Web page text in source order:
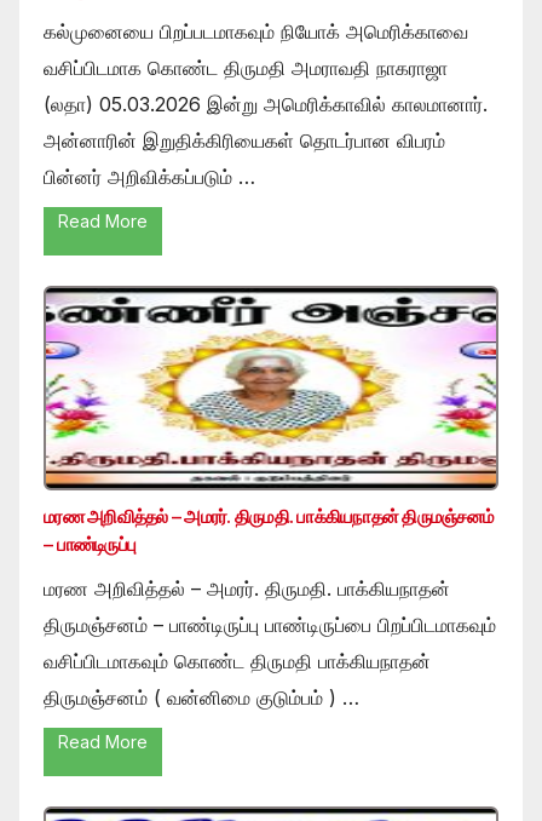
கல்முனையை பிறப்படமாகவும் நியோக் அமெரிக்காவை
வசிப்பிடமாக கொண்ட திருமதி அமராவதி நாகராஜா
(லதா) 05.03.2026 இன்று அமெரிக்காவில் காலமானார்.
அன்னாரின் இறுதிக்கிரியைகள் தொடர்பான விபரம்
பின்னர் அறிவிக்கப்படும் …
Read More
மரண அறிவித்தல் – அமரர். திருமதி. பாக்கியநாதன் திருமஞ்சனம்
– பாண்டிருப்பு
மரண அறிவித்தல் – அமரர். திருமதி. பாக்கியநாதன்
திருமஞ்சனம் – பாண்டிருப்பு பாண்டிருப்பை பிறப்பிடமாகவும்
வசிப்பிடமாகவும் கொண்ட திருமதி பாக்கியநாதன்
திருமஞ்சனம் ( வன்னிமை குடும்பம் ) …
Read More